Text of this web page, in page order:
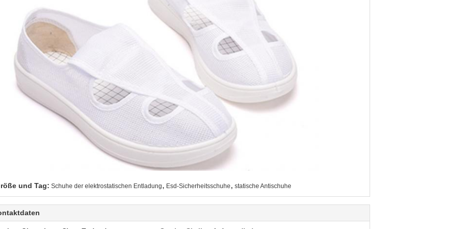
und Tag: Schuhe der elektrostatischen Entladung, Esd-Sicherheitsschuhe, statische Antischuhe